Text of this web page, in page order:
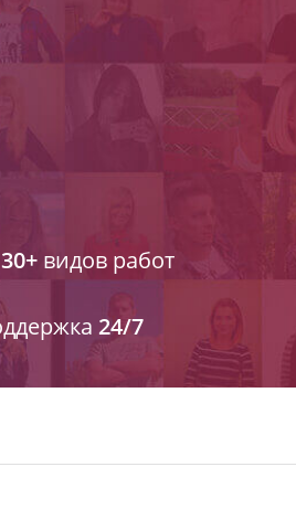
30+видов работ
24/7